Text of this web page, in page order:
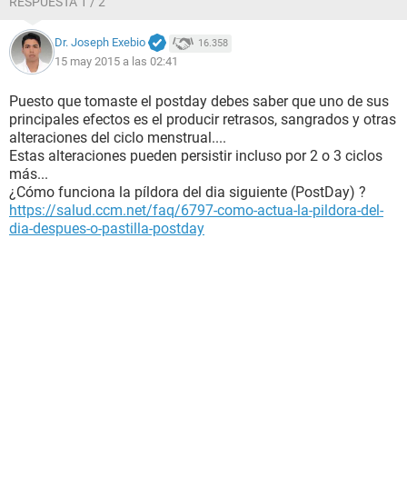
Dr. Joseph Exebio 16.358
15 may 2015 a las 02:41
Puesto que tomaste el postday debes saber que uno de sus
principales efectos es el producir retrasos, sangrados y otras
alteraciones del ciclo menstrual....
Estas alteraciones pueden persistir incluso por 2 o 3 ciclos
más...
¿Cómo funciona la píldora del dia siguiente (PostDay) ?
https://salud.ccm.net/faq/6797-como-actua-la-pildora-del-
dia-despues-o-pastilla-postday